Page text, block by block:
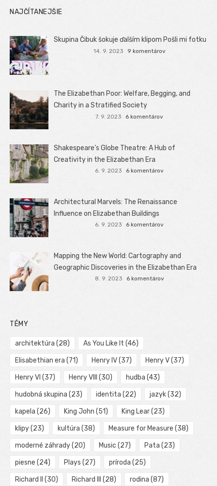
NAJČÍTANEJŠIE
Skupina Čibuk šokuje ďalším klipom Pošli mi fotku
14. 9. 2023 9 komentárov
The Elizabethan Poor: Welfare, Begging, and
Charity in a Stratified Society
7. 9. 2023 6 komentárov
Shakespeare’s Globe Theatre: A Hub of
Creativity in the Elizabethan Era
6. 9. 2023 6 komentárov
Architectural Marvels: The Renaissance
Influence on Elizabethan Buildings
6. 9. 2023 6 komentárov
Mapping the New World: Cartography and
Geographic Discoveries in the Elizabethan Era
8. 9. 2023 6 komentárov
TÉMY
architektúra (28) As You Like It (46)
Elisabethian era (71) Henry IV(37) Henry V(37)
Henry VI (37) Henry VIII (30) hudba (43)
hudobná skupina (23) identita (22) jazyk(32)
kapela (26) King John (51) King Lear(23)
klipy(23) kultúra (38) Measure for Measure (38)
moderné záhrady(20) Music (27) Pata (23)
piesne (24) Plays (27) príroda (25)
Richard II (30) Richard III (28) rodina (87)